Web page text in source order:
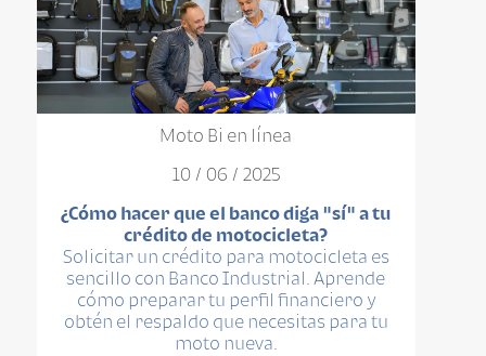
Moto Bi en línea
10 / 06 / 2025
¿Cómo hacer que el banco diga "sí" a tu
crédito de motocicleta?
Solicitar un crédito para motocicleta es
sencillo con Banco Industrial. Aprende
cómo preparar tu perfil financiero y
obtén el respaldo que necesitas para tu
moto nueva.